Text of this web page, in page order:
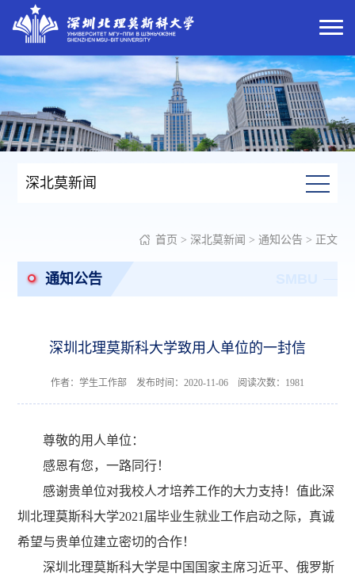
深北莫新闻
首页 > 深北莫新闻 > 通知公告 > 正文
通知公告
深圳北理莫斯科大学致用人单位的一封信
作者：学生工作部 发布时间：2020-11-06 阅读次数： 1981
尊敬的用人单位：
感恩有您，一路同行！
感谢贵单位对我校人才培养工作的大力支持！值此深
圳北理莫斯科大学2021届毕业生就业工作启动之际，真诚
希望与贵单位建立密切的合作！
深圳北理莫斯科大学是中国国家主席习近平、俄罗斯